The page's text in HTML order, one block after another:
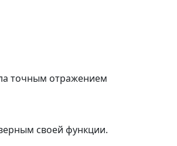
точным отражением
своей функции.